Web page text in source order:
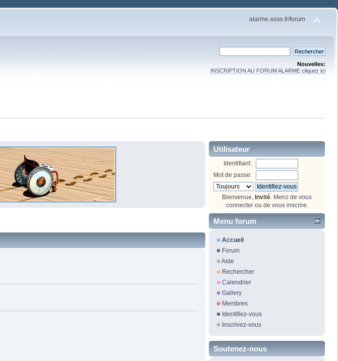
alarme.asso.fr/forum
Nouvelles:
INSCRIPTION AU FORUM ALARME cliquez ici
Utilisateur
Identifiant:
Mot de passe:
Bienvenue, Invité . Merci de vous
connecterou de vous inscrire
Menu forum
Accueil
Forum
Aide
Rechercher
Calendrier
Gallery
Membres
Identifiez-vous
Inscrivez-vous
Soutenez-nous